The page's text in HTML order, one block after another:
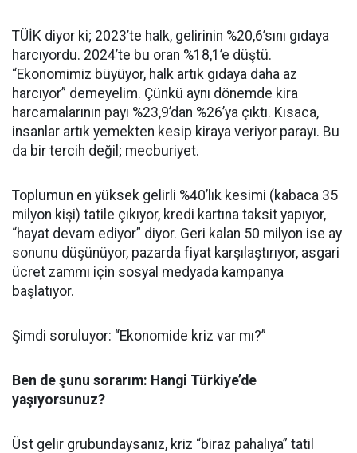
TÜİK diyor ki; 2023’te halk, gelirinin %20,6’sını gıdaya
harcıyordu. 2024’te bu oran %18,1’e düştü.
“Ekonomimiz büyüyor, halk artık gıdaya daha az
harcıyor” demeyelim. Çünkü aynı dönemde kira
harcamalarının payı %23,9’dan %26’ya çıktı. Kısaca,
insanlar artık yemekten kesip kiraya veriyor parayı. Bu
da bir tercih değil; mecburiyet.
Toplumun en yüksek gelirli %40’lık kesimi (kabaca 35
milyon kişi) tatile çıkıyor, kredi kartına taksit yapıyor,
“hayat devam ediyor” diyor. Geri kalan 50 milyon ise ay
sonunu düşünüyor, pazarda fiyat karşılaştırıyor, asgari
ücret zammı için sosyal medyada kampanya
başlatıyor.
Şimdi soruluyor: “Ekonomide kriz var mı?”
Ben de şunu sorarım: Hangi Türkiye’de
yaşıyorsunuz?
Üst gelir grubundaysanız, kriz “biraz pahalıya” tatil